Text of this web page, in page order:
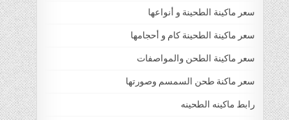
سعر ماكينة الطحينة و أنواعها
سعر ماكينة الطحينة كام و أحجامها
سعر ماكينة الطحن والمواصفات
سعر ماكنة طحن السمسم وصورتها
رابط ماكينه الطحينه